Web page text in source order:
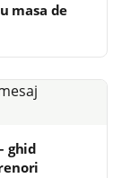
masa de
ghid